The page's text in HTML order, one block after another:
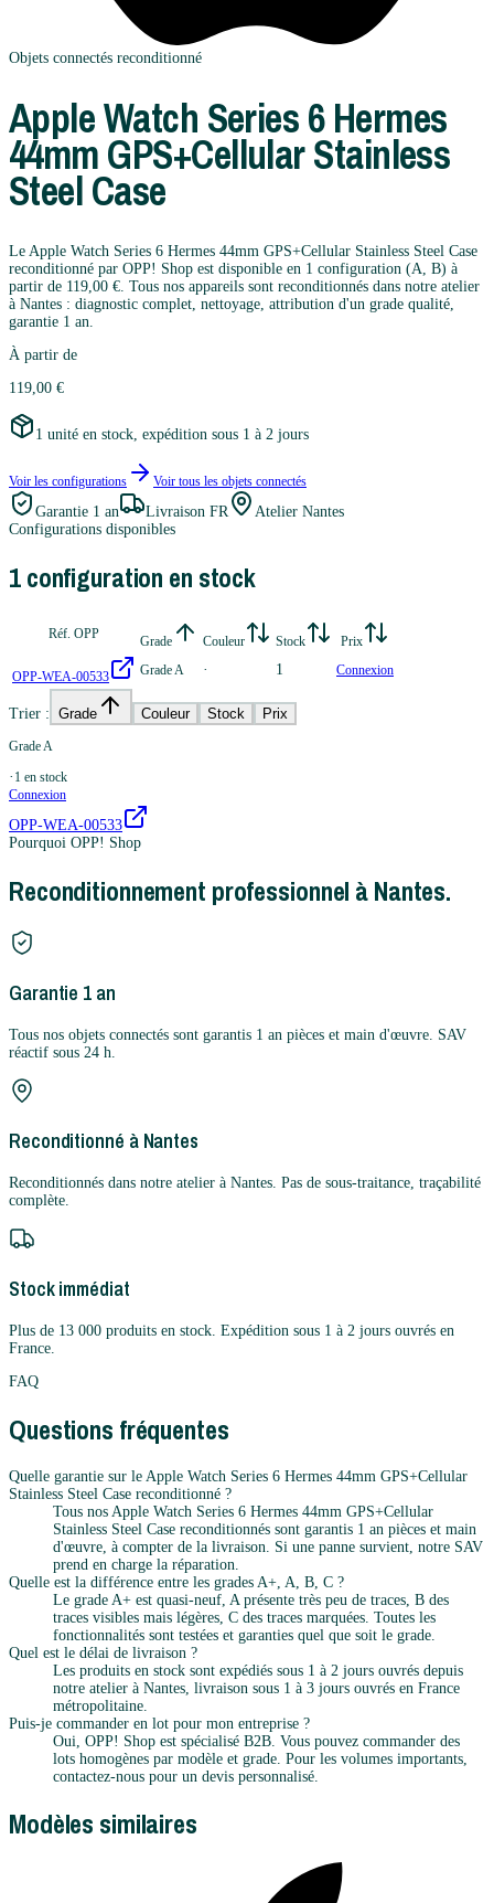
Objets connectés reconditionné
AppleWatch Series 6 Hermes
44mm GPS+Cellular Stainless
Steel Case
Le Apple Watch Series 6 Hermes 44mm GPS+Cellular Stainless Steel Case
reconditionné par OPP! Shop est disponible en 1 configuration (A, B) à
partir de 119,00 €. Tous nos appareils sont reconditionnés dans notre atelier
à Nantes : diagnostic complet, nettoyage, attribution d'un grade qualité,
garantie 1 an.
À partir de
119,00 €
1 unité en stock, expédition sous 1 à 2 jours
Voir les configurations Voir tous les objets connectés
Garantie 1 an Livraison FR
Atelier Nantes
Configurations disponibles
1configuration en stock
Réf. OPP Grade Couleur Stock Prix
OPP-WEA-00533 Grade A · 1 Connexion
Trier : Grade Couleur Stock Prix
Grade A
· 1 en stock
Connexion
OPP-WEA-00533
Pourquoi OPP! Shop
Reconditionnement professionnel à Nantes.
Garantie 1 an
Tous nos objets connectés sont garantis 1 an pièces et main d'œuvre. SAV
réactif sous 24 h.
Reconditionné à Nantes
Reconditionnés dans notre atelier à Nantes. Pas de sous-traitance, traçabilité
complète.
Stock immédiat
Plus de 13 000 produits en stock. Expédition sous 1 à 2 jours ouvrés en
France.
FAQ
Questions fréquentes
Quelle garantie sur le Apple Watch Series 6 Hermes 44mm GPS+Cellular
Stainless Steel Case reconditionné ?
Tous nos Apple Watch Series 6 Hermes 44mm GPS+Cellular
Stainless Steel Case reconditionnés sont garantis 1 an pièces et main
d'œuvre, à compter de la livraison. Si une panne survient, notre SAV
prend en charge la réparation.
Quelle est la différence entre les grades A+, A, B, C ?
Le grade A+ est quasi-neuf, A présente très peu de traces, B des
traces visibles mais légères, C des traces marquées. Toutes les
fonctionnalités sont testées et garanties quel que soit le grade.
Quel est le délai de livraison ?
Les produits en stock sont expédiés sous 1 à 2 jours ouvrés depuis
notre atelier à Nantes, livraison sous 1 à 3 jours ouvrés en France
métropolitaine.
Puis-je commander en lot pour mon entreprise ?
Oui, OPP! Shop est spécialisé B2B. Vous pouvez commander des
lots homogènes par modèle et grade. Pour les volumes importants,
contactez-nous pour un devis personnalisé.
Modèles similaires